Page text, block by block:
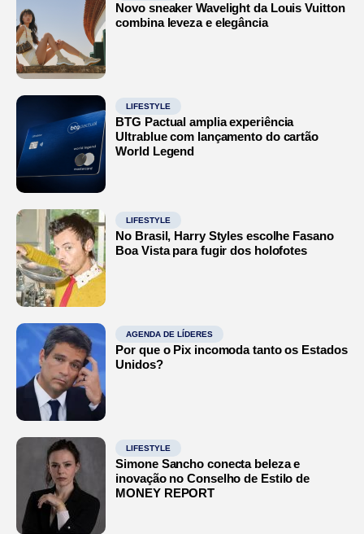
Novo sneaker Wavelight da Louis Vuitton
combina leveza e elegância
LIFESTYLE
BTG Pactual amplia experiência
Ultrablue com lançamento do cartão
World Legend
LIFESTYLE
No Brasil, Harry Styles escolhe Fasano
Boa Vista para fugir dos holofotes
AGENDA DE LÍDERES
Por que o Pix incomoda tanto os Estados
Unidos?
LIFESTYLE
Simone Sancho conecta beleza e
inovação no Conselho de Estilo de
MONEY REPORT